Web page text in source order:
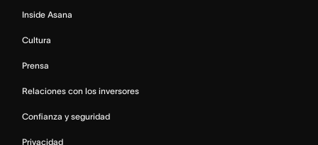
Inside Asana
Cultura
Prensa
Relaciones con los inversores
Confianza y seguridad
Privacidad